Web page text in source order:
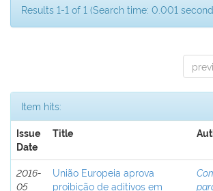
Results 1-1 of 1 (Search time: 0.001
Item hits:
Issue
Date
Title
2016-
05
União Europeia aprova
proibição de aditivos em